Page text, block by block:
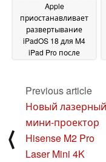
Apple
приостанавливает
развертывание
iPadOS 18 для M4
iPad Pro после
устройствах18
⟨
Previous article
Новый лазерный
мини-проектор
Hisense M2 Pro
Laser Mini 4K